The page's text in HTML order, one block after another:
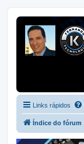
Links rápidos
Índice do fórum